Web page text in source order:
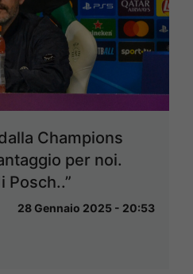
Champions
per noi.
Posch..”
28 Gennaio 2025 - 20:53